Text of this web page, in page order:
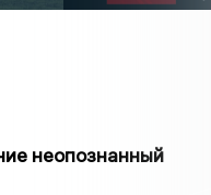
неопознанный